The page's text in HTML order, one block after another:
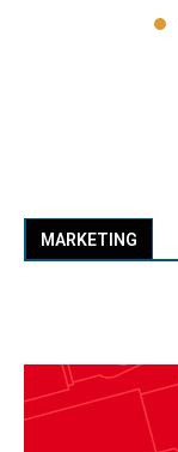
MARKETING